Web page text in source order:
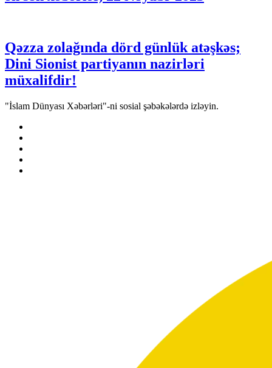
Qəzza zolağında dörd günlük atəşkəs;
Dini Sionist partiyanın nazirləri
müxalifdir!
"İslam Dünyası Xəbərləri"-ni sosial şəbəkələrdə izləyin.